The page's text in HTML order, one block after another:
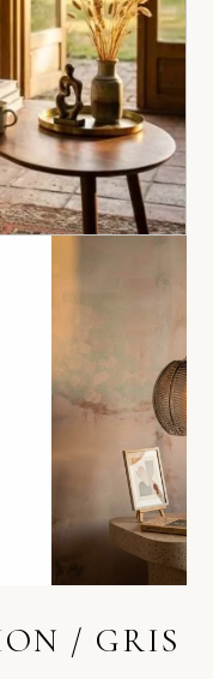
/ GRIS